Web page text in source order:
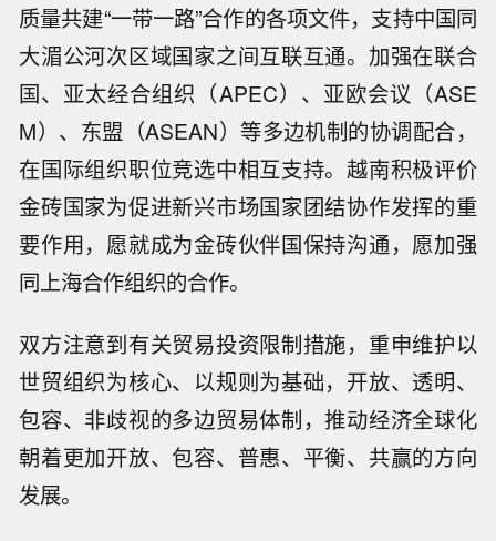
质量共建“一带一路”合作的各项文件，支持中国同
大湄公河次区域国家之间互联互通。加强在联合
国、亚太经合组织（APEC）、亚欧会议（ASE
M）、东盟（ASEAN）等多边机制的协调配合，
在国际组织职位竞选中相互支持。越南积极评价
金砖国家为促进新兴市场国家团结协作发挥的重
要作用，愿就成为金砖伙伴国保持沟通，愿加强
同上海合作组织的合作。
双方注意到有关贸易投资限制措施，重申维护以
世贸组织为核心、以规则为基础，开放、透明、
包容、非歧视的多边贸易体制，推动经济全球化
朝着更加开放、包容、普惠、平衡、共赢的方向
发展。